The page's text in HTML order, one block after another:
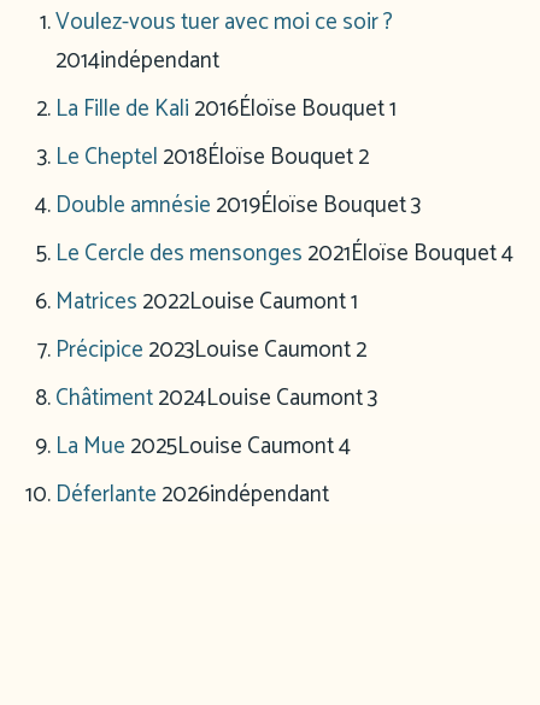
Voulez-vous tuer avec moi ce soir ?
2014indépendant
La Fille de Kali2016Éloïse Bouquet 1
Le Cheptel2018Éloïse Bouquet 2
Double amnésie2019Éloïse Bouquet 3
Le Cercle des mensonges2021Éloïse Bouquet 4
Matrices2022Louise Caumont 1
Précipice2023Louise Caumont 2
Châtiment2024Louise Caumont 3
La Mue2025Louise Caumont 4
Déferlante2026indépendant